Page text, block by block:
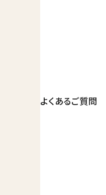
よくあるご質問